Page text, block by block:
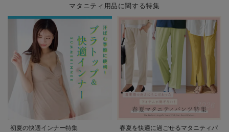
マタニティ用品に関する特集
初夏の快適インナー特集
春夏を快適に過ごせるマタニティパ